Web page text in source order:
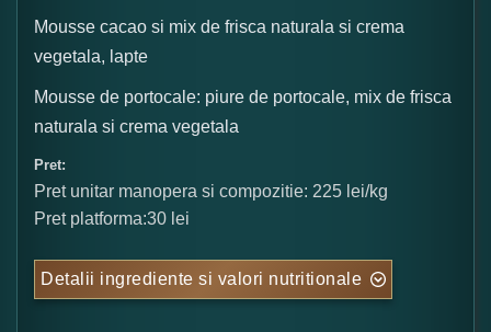
Mousse cacao si mix de frisca naturala si crema
vegetala, lapte
Mousse de portocale: piure de portocale, mix de frisca
naturala si crema vegetala
Pret:
Pret unitar manopera si compozitie: 225 lei/kg
Pret platforma:30 lei
Detalii ingrediente si valori nutritionale